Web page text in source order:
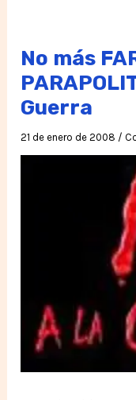
No más
Guerra
21 de enero de 2008 /